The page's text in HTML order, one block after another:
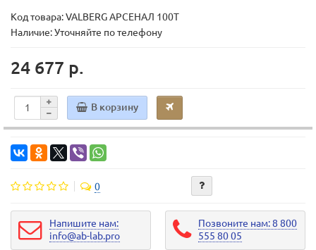
Код товара:VALBERG АРСЕНАЛ 100Т
Наличие: Уточняйте по телефону
24 677 р.
В корзину
0
Напишите нам:
info@ab-lab.pro
Позвоните нам: 8 800
555 80 05